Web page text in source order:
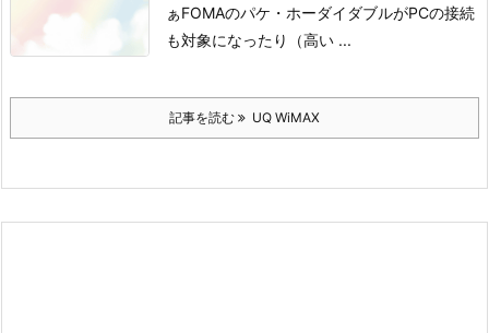
ぁFOMAのパケ・ホーダイダブルがPCの接続
も対象になったり（高い ...
記事を読む UQ WiMAX